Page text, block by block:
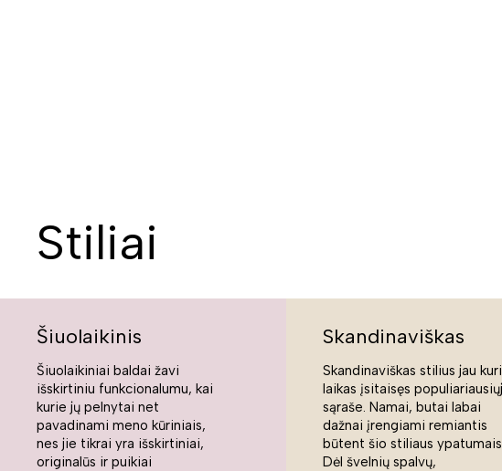
Stiliai
Šiuolaikinis
Šiuolaikiniai baldai žavi
išskirtiniu funkcionalumu, kai
kurie jų pelnytai net
pavadinami meno kūriniais,
nes jie tikrai yra išskirtiniai,
originalūs ir puikiai
Skandinaviškas
Skandinaviškas stilius jau
laikas įsitaisęs
sąraše. Namai, butai labai
dažnai įrengiami remiantis
būtent šio stiliaus
Dėl švelnių spalvų,